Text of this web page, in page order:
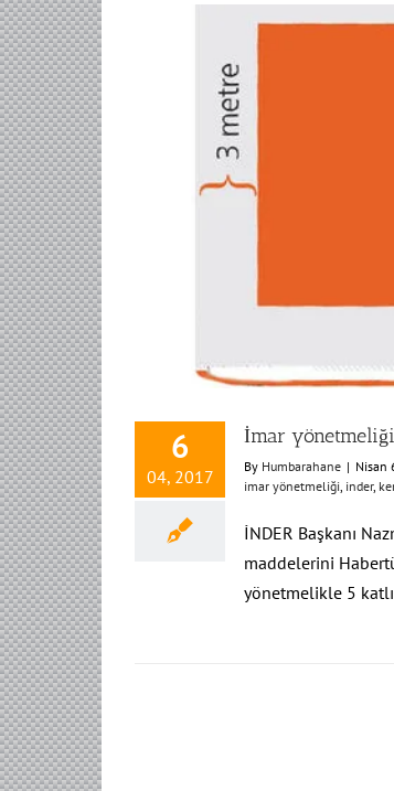
6
04, 2017
İmar
By Humbarahane | Nisan
imar yönetmeliği inder,
İNDER Başkanı
maddelerini
yönetmelikle 5